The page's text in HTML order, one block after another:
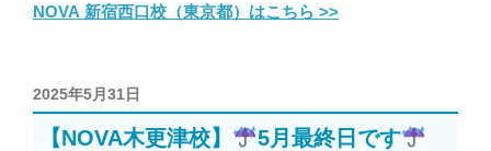
NOVA 新宿西口校（東京都）はこちら >>
投
稿
2025年5月31日
【NOVA木更津校】 5月最終日です